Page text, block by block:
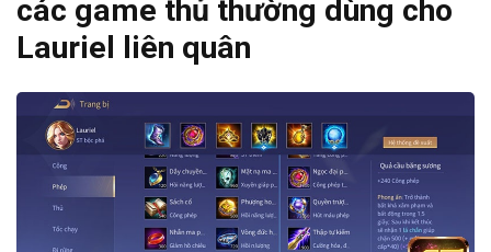
các game thủ thường dùng cho
Lauriel liên quân